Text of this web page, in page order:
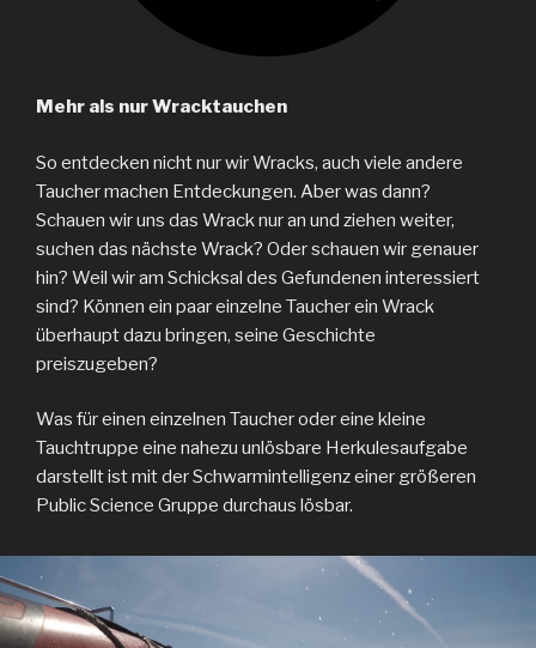
Mehr als nur Wracktauchen
So entdecken nicht nur wir Wracks, auch viele andere
Taucher machen Entdeckungen. Aber was dann?
Schauen wir uns das Wrack nur an und ziehen weiter,
suchen das nächste Wrack? Oder schauen wir genauer
hin? Weil wir am Schicksal des Gefundenen interessiert
sind? Können ein paar einzelne Taucher ein Wrack
überhaupt dazu bringen, seine Geschichte
preiszugeben?
Was für einen einzelnen Taucher oder eine kleine
Tauchtruppe eine nahezu unlösbare Herkulesaufgabe
darstellt ist mit der Schwarmintelligenz einer größeren
Public Science Gruppe durchaus lösbar.